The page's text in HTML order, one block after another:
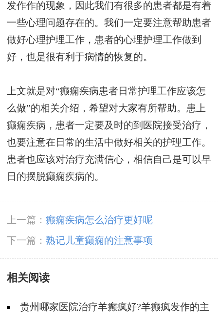
发作作的现象，因此我们有很多的患者都是有着
一些心理问题存在的。我们一定要注意帮助患者
做好心理护理工作，患者的心理护理工作做到
好，也是很有利于病情的恢复的。
上文就是对“癫痫疾病患者日常护理工作应该怎
么做”的相关介绍，希望对大家有所帮助。患上
癫痫疾病，患者一定要及时的到医院接受治疗，
也要注意在日常的生活中做好相关的护理工作。
患者也应该对治疗充满信心，相信自己是可以早
日的摆脱癫痫疾病的。
上一篇： 癫痫疾病怎么治疗更好呢
下一篇： 熟记儿童癫痫的注意事项
相关阅读
贵州哪家医院治疗羊癫疯好?羊癫疯发作的主